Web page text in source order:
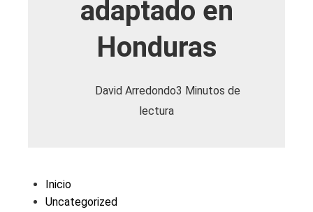
adaptado en
Honduras
David Arredondo3 Minutos de
lectura
Inicio
Uncategorized